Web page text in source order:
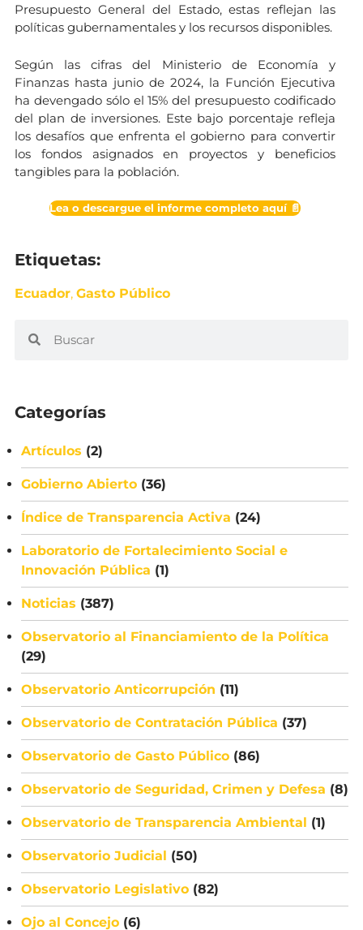
Presupuesto General del Estado, estas reflejan las
políticas gubernamentales y los recursos disponibles.
Según las cifras del Ministerio de Economía y
Finanzas hasta junio de 2024, la Función Ejecutiva
ha devengado sólo el 15% del presupuesto codificado
del plan de inversiones. Este bajo porcentaje refleja
los desafíos que enfrenta el gobierno para convertir
los fondos asignados en proyectos y beneficios
tangibles para la población.
Lea o descargue el informe completo aquí 📄
Etiquetas:
Ecuador, Gasto Público
Categorías
Artículos (2)
Gobierno Abierto (36)
Índice de Transparencia Activa (24)
Laboratorio de Fortalecimiento Social e
Innovación Pública (1)
Noticias (387)
Observatorio al Financiamiento de la Política
(29)
Observatorio Anticorrupción (11)
Observatorio de Contratación Pública (37)
Observatorio de Gasto Público (86)
Observatorio de Seguridad, Crimen y Defesa (8)
Observatorio de Transparencia Ambiental (1)
Observatorio Judicial (50)
Observatorio Legislativo (82)
Ojo al Concejo (6)